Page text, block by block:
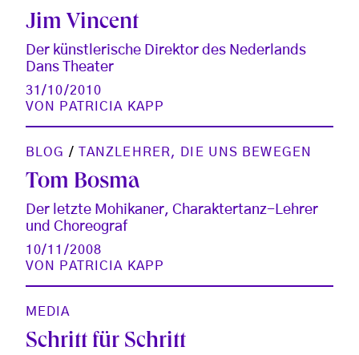
Jim Vincent
Der künstlerische Direktor des Nederlands
Dans Theater
31/10/2010
VON
PATRICIA KAPP
BLOG / TANZLEHRER, DIE UNS BEWEGEN
Tom Bosma
Der letzte Mohikaner, Charaktertanz-Lehrer
und Choreograf
10/11/2008
VON
PATRICIA KAPP
MEDIA
Schritt für Schritt